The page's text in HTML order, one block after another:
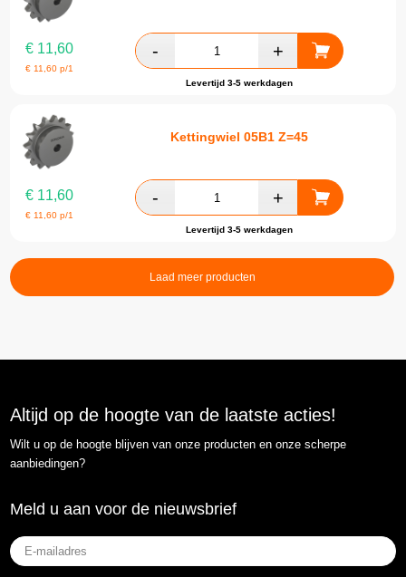
€11,60
€ 11,60p/1
Levertijd 3-5 werkdagen
Kettingwiel 05B1 Z=45
€11,60
€ 11,60p/1
Levertijd 3-5 werkdagen
Laad meer producten
Altijd op de hoogte van de laatste acties!
Wilt u op de hoogte blijven van onze producten en onze scherpe
aanbiedingen?
Meld u aan voor de nieuwsbrief
E-
mailadres(Vereist)